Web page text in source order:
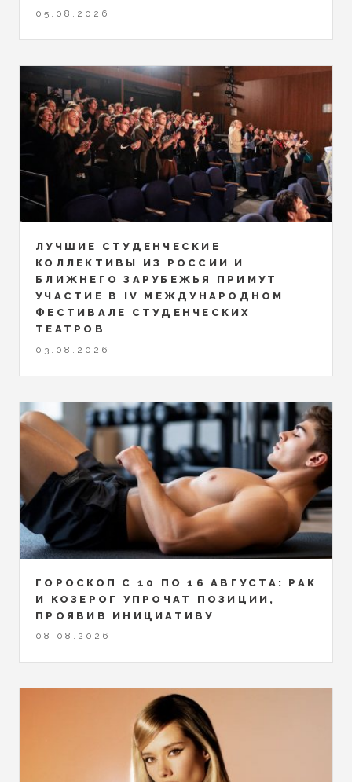
05.08.2026
ЛУЧШИЕ СТУДЕНЧЕСКИЕ
КОЛЛЕКТИВЫ ИЗ РОССИИ И
БЛИЖНЕГО ЗАРУБЕЖЬЯ ПРИМУТ
УЧАСТИЕ В IV МЕЖДУНАРОДНОМ
ФЕСТИВАЛЕ СТУДЕНЧЕСКИХ
ТЕАТРОВ
03.08.2026
ГОРОСКОП С 10 ПО 16 АВГУСТА: РАК
И КОЗЕРОГ УПРОЧАТ ПОЗИЦИИ,
ПРОЯВИВ ИНИЦИАТИВУ
08.08.2026